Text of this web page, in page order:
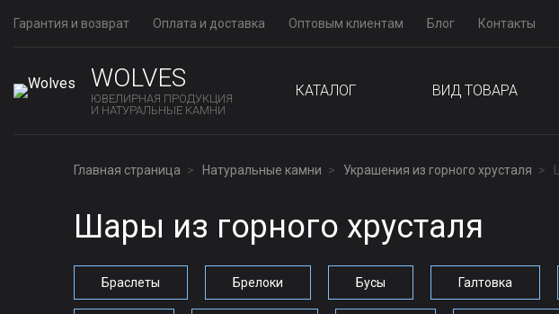
Гарантия и возврат Оплата и доставка Оптовым клиентам Блог Контакты
WOLVES
ЮВЕЛИРНАЯ ПРОДУКЦИЯ
И НАТУРАЛЬНЫЕ КАМНИ
КАТАЛОГ ВИД ТОВАРА
Главная страница Натуральные камни Украшения из горного хрусталя
Шары из горного хрусталя
Браслеты Брелоки Бусы Галтовка